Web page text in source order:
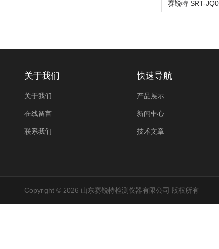
关于我们
关于我们
在线留言
联系我们
快速导航
产品展示
新闻中心
技术文章
Copyright © 2026 山东赛锐特检测仪器有限公司 版权所有